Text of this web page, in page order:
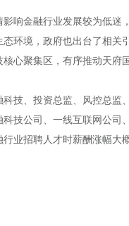
影响金融行业发展较为低迷
态环境，政府也出台了相关
心聚集区，有序推动天府
科技、投资总监、风控总监
科技公司、一线互联网公司
业招聘人才时薪酬涨幅大